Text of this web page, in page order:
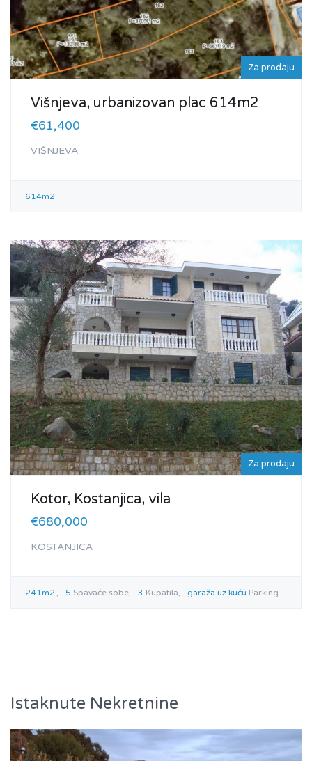
Za prodaju
Višnjeva, urbanizovan plac 614m2
€61,400
VIŠNJEVA
614m2
Za prodaju
Kotor, Kostanjica, vila
€680,000
KOSTANJICA
241m2 5 Spavaće sobe 3 Kupatila garaža uz kuću Parking
Istaknute Nekretnine